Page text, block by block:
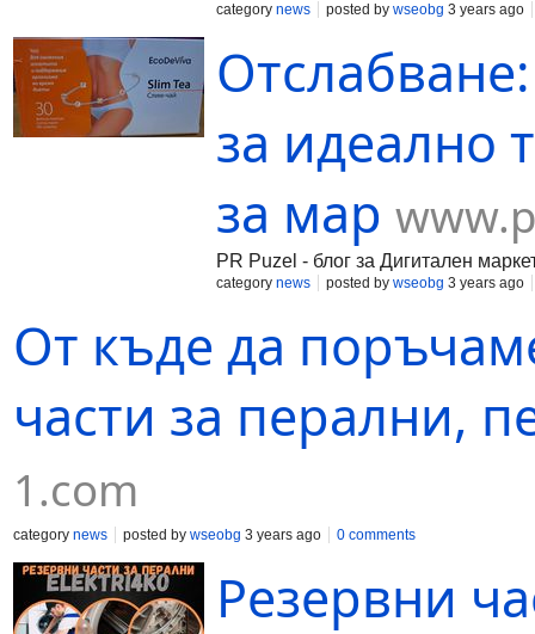
category news posted by wseobg 3 years ago
за идеално
за мар
PR Puzel - блог за Дигитален
category news posted by wseobg 3 years ago
От къде да
части за перални,
1.com
category news posted by wseobg 3 years ago 0 comments
Резервни